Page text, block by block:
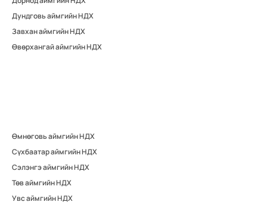
Дундговь аймгийн НДХ
Завхан аймгийн НДХ
Өвөрхангай аймгийн НДХ
Өмнөговь аймгийн НДХ
Сүхбаатар аймгийн НДХ
Сэлэнгэ аймгийн НДХ
Төв аймгийн НДХ
Увс аймгийн НДХ